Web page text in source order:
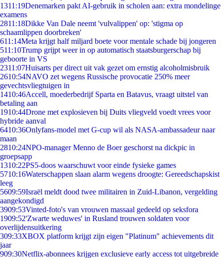
1311:19Denemarken pakt AI-gebruik in scholen aan: extra mondelinge
examens
2811:18Dikke Van Dale neemt 'vulvalippen' op: 'stigma op
schaamlippen doorbreken'
611:14Meta krijgt half miljard boete voor mentale schade bij jongeren
511:10Trump grijpt weer in op automatisch staatsburgerschap bij
geboorte in VS
2311:07Huisarts per direct uit vak gezet om ernstig alcoholmisbruik
2610:54NAVO zet wegens Russische provocatie 250% meer
gevechtsvliegtuigen in
1410:46Accell, moederbedrijf Sparta en Batavus, vraagt uitstel van
betaling aan
1910:44Drone met explosieven bij Duits vliegveld voedt vrees voor
hybride aanval
6410:36Onlyfans-model met G-cup wil als NASA-ambassadeur naar
maan
2810:24NPO-manager Menno de Boer geschorst na dickpic in
groepsapp
1310:22PS5-doos waarschuwt voor einde fysieke games
5710:16Waterschappen slaan alarm wegens droogte: Gereedschapskist
leeg
5609:59Israël meldt dood twee militairen in Zuid-Libanon, vergelding
aangekondigd
3909:53Vinted-foto's van vrouwen massaal gedeeld op seksfora
1909:52'Zwarte weduwes' in Rusland trouwen soldaten voor
overlijdensuitkering
309:33XBOX platform krijgt zijn eigen "Platinum" achievements dit
jaar
909:30Netflix-abonnees krijgen exclusieve early access tot uitgebreide